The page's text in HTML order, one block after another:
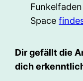
Space
Dir gefällt die
dich